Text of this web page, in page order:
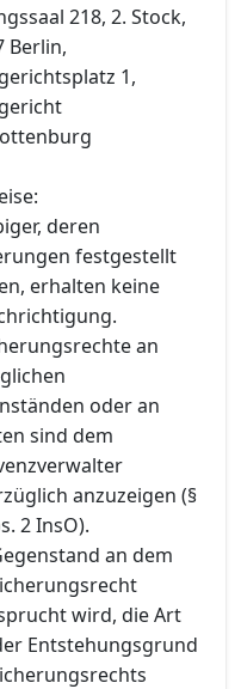
218, 2. Stock,
Berlin,
1,
deren
festgestellt
erhalten keine
an
oder an
sind dem
anzuzeigen (§
2 InsO).
an dem
wird, die Art
Entstehungsgrund